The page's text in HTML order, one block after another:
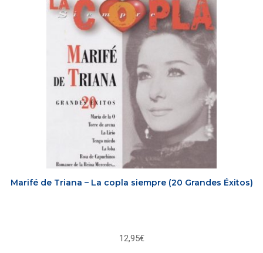
Marifé de Triana – La copla siempre (20 Grandes Éxitos)
12,95€